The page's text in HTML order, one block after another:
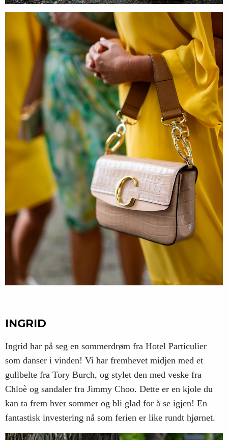
INGRID
Ingrid har på seg en sommerdrøm fra Hotel Particulier
som danser i vinden! Vi har fremhevet midjen med et
gullbelte fra Tory Burch, og stylet den med veske fra
Chloè og sandaler fra Jimmy Choo. Dette er en kjole du
kan ta frem hver sommer og bli glad for å se igjen! En
fantastisk investering nå som ferien er like rundt hjørnet.